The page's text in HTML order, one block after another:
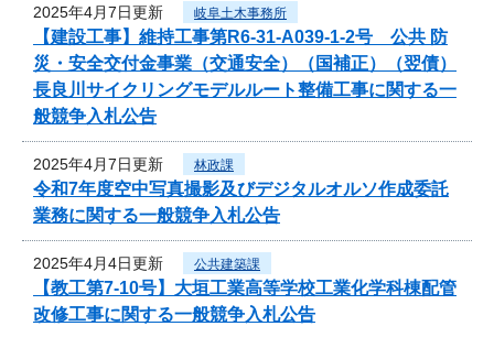
2025年4月7日更新 岐阜土木事務所
【建設工事】維持工事第R6-31-A039-1-2号 公共 防
災・安全交付金事業（交通安全）（国補正）（翌債）
長良川サイクリングモデルルート整備工事に関する一
般競争入札公告
2025年4月7日更新 林政課
令和7年度空中写真撮影及びデジタルオルソ作成委託
業務に関する一般競争入札公告
2025年4月4日更新 公共建築課
【教工第7-10号】大垣工業高等学校工業化学科棟配管
改修工事に関する一般競争入札公告